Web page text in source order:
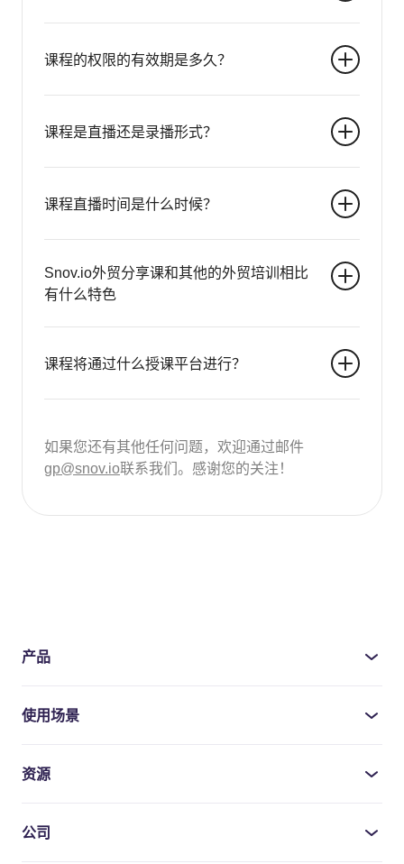
课程的权限的有效期是多久？
课程是直播还是录播形式？
课程直播时间是什么时候？
Snov.io外贸分享课和其他的外贸培训相比
有什么特色
课程将通过什么授课平台进行？
如果您还有其他任何问题，欢迎通过邮件
gp@snov.io联系我们。感谢您的关注！
产品
使用场景
资源
公司